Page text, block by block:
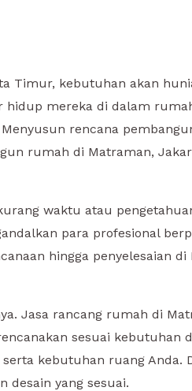
Timur, kebutuhan akan
hidup mereka di dalam
rencana
rumah di Matraman,
waktu atau
para profesional
hingga penyelesaian di
Jasa rancang rumah di
sesuai kebutuhan
kebutuhan ruang Anda.
desain yang sesuai.